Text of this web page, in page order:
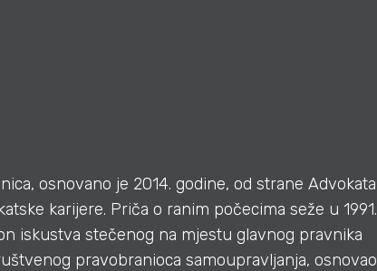
osnovano je 2014. godine, od strane Advokata
karijere. Priča o ranim počecima seže u 1991.
iskustva stečenog na mjestu glavnog pravnika
pravobranioca samoupravljanja, osnovao